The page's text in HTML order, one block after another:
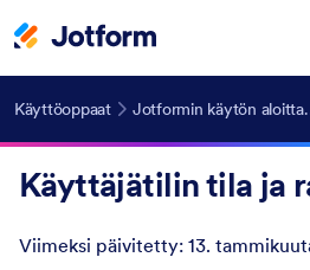
Käyttöoppaat
Käyttäjätilin tila ja
Viimeksi päivitetty: 13.